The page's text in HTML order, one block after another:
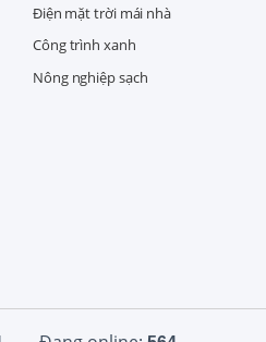
Điện mặt trời mái nhà
Công trình xanh
Nông nghiệp sạch